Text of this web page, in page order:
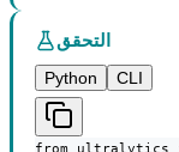
التحقق
Python
CLI